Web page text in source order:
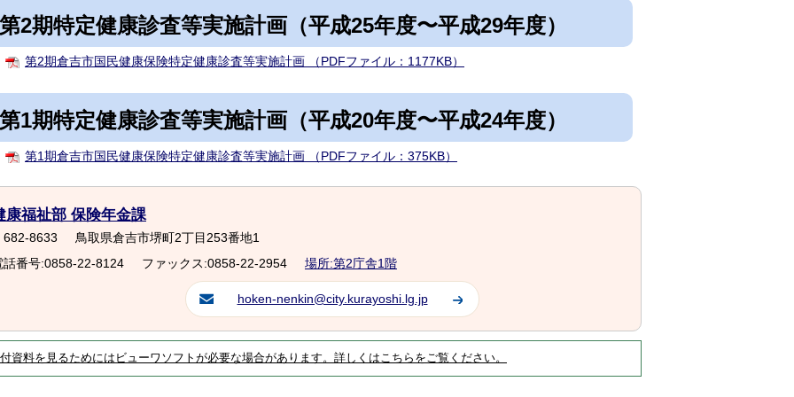
第2期特定健康診査等実施計画（平成25年度〜平成29年度）
第2期倉吉市国民健康保険特定健康診査等実施計画 （PDFファイル：1177KB）
第1期特定健康診査等実施計画（平成20年度〜平成24年度）
第1期倉吉市国民健康保険特定健康診査等実施計画 （PDFファイル：375KB）
康福祉部 保険年金課
682-8633
鳥取県倉吉市堺町2丁目253番地1
話番号:0858-22-8124
ファックス:0858-22-2954 場所:第2庁舎1階
hoken-nenkin@city.kurayoshi.lg.jp
資料を見るためにはビューワソフトが必要な場合があります。詳しくはこちらをご覧ください。